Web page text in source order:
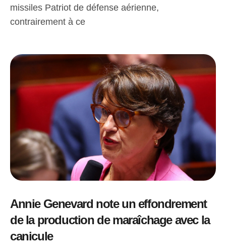
missiles Patriot de défense aérienne,
contrairement à ce
Annie Genevard note un effondrement
de la production de maraîchage avec la
canicule